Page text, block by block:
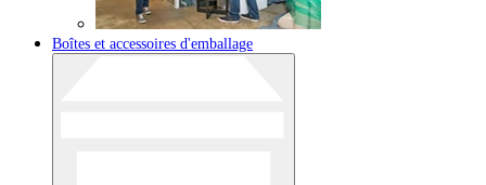
Boîtes et accessoires d'emballage